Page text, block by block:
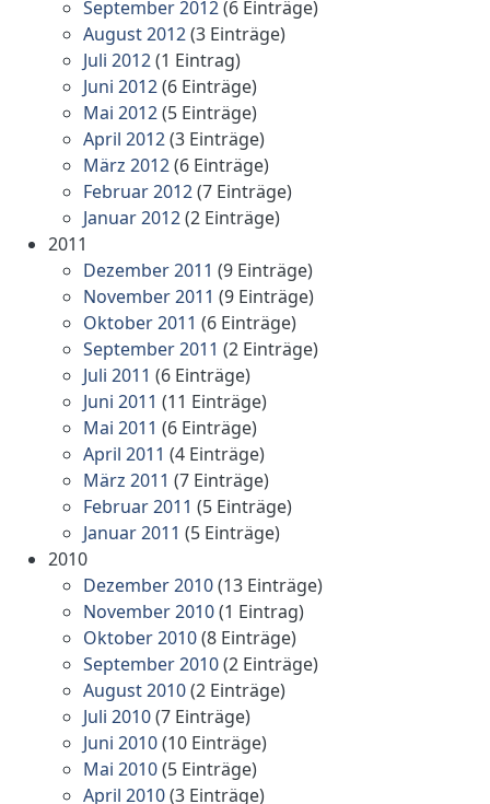
September 2012(6 Einträge)
August 2012(3 Einträge)
Juli 2012(1 Eintrag)
Juni 2012(6 Einträge)
Mai 2012(5 Einträge)
April 2012(3 Einträge)
März 2012(6 Einträge)
Februar 2012(7 Einträge)
Januar 2012(2 Einträge)
2011
Dezember 2011 (9 Einträge)
November 2011 (9 Einträge)
Oktober 2011 (6 Einträge)
September 2011 (2 Einträge)
Juli 2011 (6 Einträge)
Juni 2011 (11 Einträge)
Mai 2011 (6 Einträge)
April 2011 (4 Einträge)
März 2011 (7 Einträge)
Februar 2011 (5 Einträge)
Januar 2011 (5 Einträge)
2010
Dezember 2010(13 Einträge)
November 2010(1 Eintrag)
Oktober 2010(8 Einträge)
September 2010(2 Einträge)
August 2010(2 Einträge)
Juli 2010(7 Einträge)
Juni 2010(10 Einträge)
Mai 2010(5 Einträge)
April 2010(3 Einträge)